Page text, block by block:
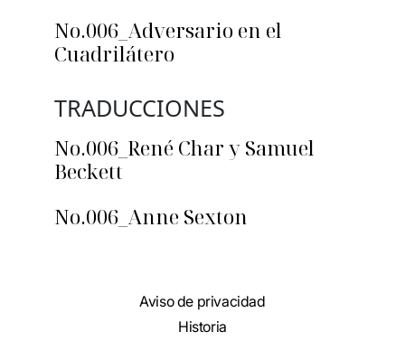
No.006_Adversario en el
Cuadrilátero
TRADUCCIONES
No.006_René Char y Samuel
Beckett
No.006_Anne Sexton
Aviso de privacidad
Historia